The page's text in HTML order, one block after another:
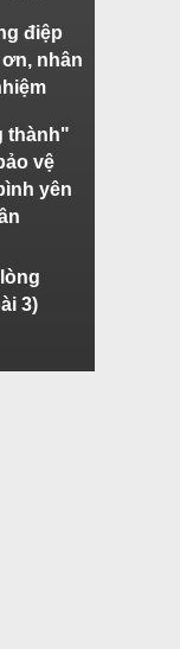
điệp
nhân
thành"
vệ
yên
3)